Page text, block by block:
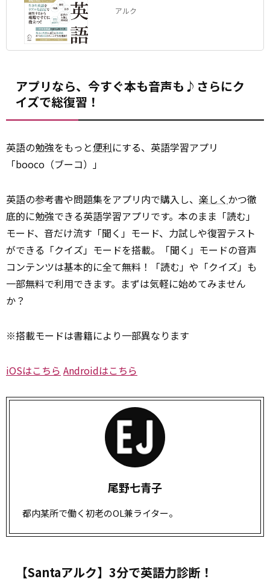
アルク
アプリなら、今すぐ本も音声も♪さらにク
イズで総復習！
英語の勉強をもっと便利にする、英語学習アプリ
「booco（ブーコ）」
英語の参考書や問題集をアプリ内で購入し、 楽しく かつ徹
底的に勉強できる英語学習アプリです。本のまま「読む」
モード、音だけ流す「聞く」モード、力試しや復習テスト
ができる「クイズ」モードを搭載。「聞く」モードの音声
コンテンツは基本的に全て無料！「読む」や「クイズ」も
一部無料で利用できます。まずは気軽に始めてみません
か？
※搭載モードは書籍により一部異なります
iOSはこちら Androidはこちら
尾野七青子
都内某所で働く初老のOL兼ライター。
【Santaアルク】3分で英語力診断！